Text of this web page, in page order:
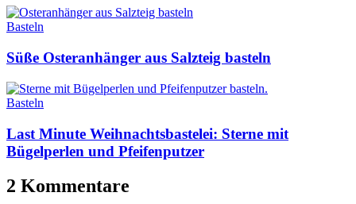
Basteln
Süße Osteranhänger aus Salzteig basteln
Basteln
Last Minute Weihnachtsbastelei: Sterne mit
Bügelperlen und Pfeifenputzer
2 Kommentare